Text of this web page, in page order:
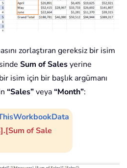
zorlaştıran gereksiz bir isim
Sum of Salesyerine
isim için bir başlık argümanı
“Sales”veya“Month”:
of Sale